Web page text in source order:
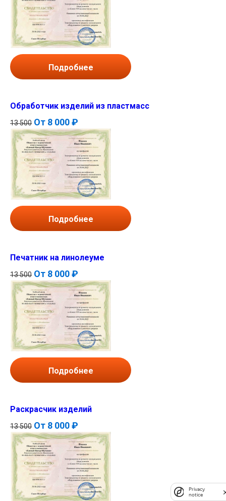
Подробнее
Обработчик изделий из пластмасс
13 500 От 8 000 ₽
Подробнее
Печатник на линолеуме
13 500 От 8 000 ₽
Подробнее
Раскрасчик изделий
13 500 От 8 000 ₽
Privacy
notice